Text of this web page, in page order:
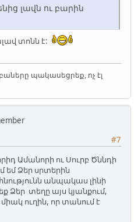
լավն ու բարին
տոնն է:
պակասեցրեք, ոչ էլ
#7
Ամանորի ու Սուրբ Ծննդի
եմ Ձեր սրտերին
անպակաս լինի
Ձեր տեղը այս կյանքում,
ուղին, որ տանում է